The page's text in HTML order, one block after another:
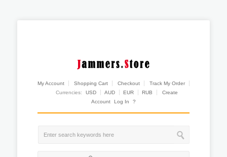
My Account Shopping Cart Checkout
Track My Order
Currencies:
USD AUD EUR RUB
Create
Account
Log In ?